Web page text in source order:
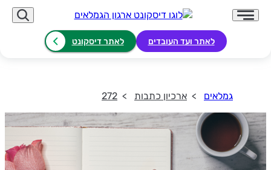
לאתר ועד העובדים לאתר דיסקונט
גמלאים ארכיון כתבות 272